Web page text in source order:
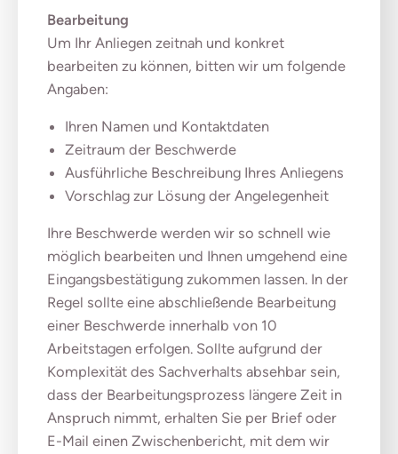
Bearbeitung
Um Ihr Anliegen zeitnah und konkret
bearbeiten zu können, bitten wir um folgende
Angaben:
Ihren Namen und Kontaktdaten
Zeitraum der Beschwerde
Ausführliche Beschreibung Ihres Anliegens
Vorschlag zur Lösung der Angelegenheit
Ihre Beschwerde werden wir so schnell wie
möglich bearbeiten und Ihnen umgehend eine
Eingangsbestätigung zukommen lassen. In der
Regel sollte eine abschließende Bearbeitung
einer Beschwerde innerhalb von 10
Arbeitstagen erfolgen. Sollte aufgrund der
Komplexität des Sachverhalts absehbar sein,
dass der Bearbeitungsprozess längere Zeit in
Anspruch nimmt, erhalten Sie per Brief oder
E-Mail einen Zwischenbericht, mit dem wir